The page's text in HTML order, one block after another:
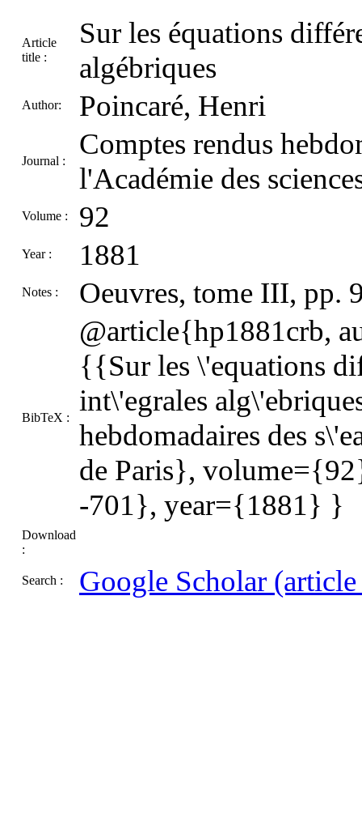
Article
title :
Sur les équations
algébriques
Author: Poincaré, Henri
Journal :
Comptes rendus
l'Académie des
Volume : 92
Year : 1881
Notes : Oeuvres, tome III, pp.
BibTeX :
@article{hp1881crb,
{{Sur les \'equations
int\'egrales
hebdomadaires des
de Paris},
-701}, year={1881} }
Download
:
Search : Google Scholar